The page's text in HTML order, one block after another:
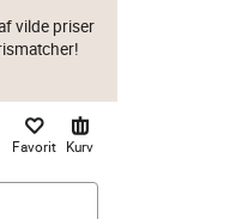
vilde priser
Favorit Kurv